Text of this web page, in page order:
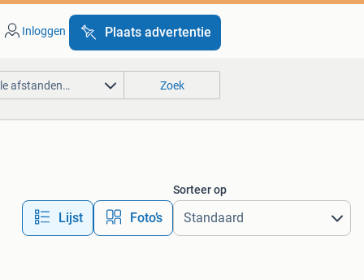
Inloggen Plaats advertentie
afstanden… Zoek
Lijst Foto’s
Sorteer op